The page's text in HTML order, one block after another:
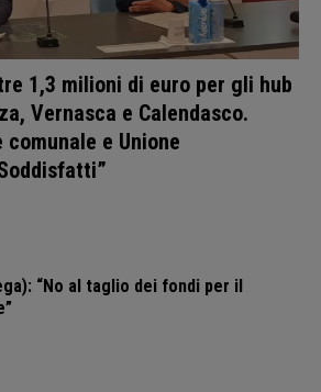
1,3 milioni di euro per gli hub
Vernasca e Calendasco.
e Unione
“No al taglio dei fondi per il